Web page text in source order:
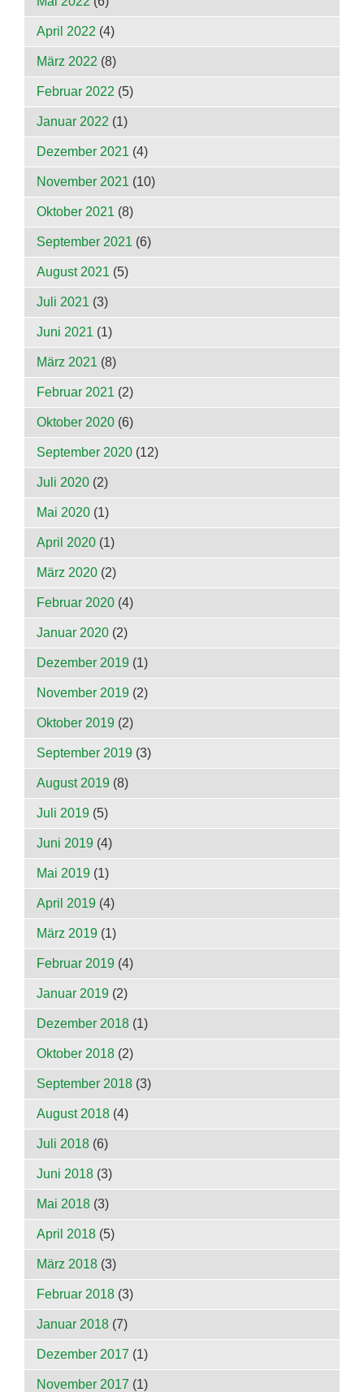
April 2022 (4)
März 2022 (8)
Februar 2022 (5)
Januar 2022 (1)
Dezember 2021 (4)
November 2021 (10)
Oktober 2021 (8)
September 2021 (6)
August 2021 (5)
Juli 2021 (3)
Juni 2021 (1)
März 2021 (8)
Februar 2021 (2)
Oktober 2020 (6)
September 2020 (12)
Juli 2020 (2)
Mai 2020 (1)
April 2020 (1)
März 2020 (2)
Februar 2020 (4)
Januar 2020 (2)
Dezember 2019 (1)
November 2019 (2)
Oktober 2019 (2)
September 2019 (3)
August 2019 (8)
Juli 2019 (5)
Juni 2019 (4)
Mai 2019 (1)
April 2019 (4)
März 2019 (1)
Februar 2019 (4)
Januar 2019 (2)
Dezember 2018 (1)
Oktober 2018 (2)
September 2018 (3)
August 2018 (4)
Juli 2018 (6)
Juni 2018 (3)
Mai 2018 (3)
April 2018 (5)
März 2018 (3)
Februar 2018 (3)
Januar 2018 (7)
Dezember 2017 (1)
November 2017 (1)